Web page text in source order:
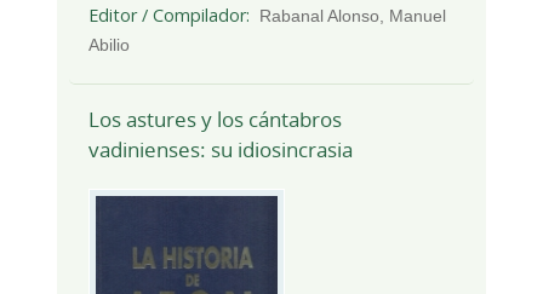
Editor / Compilador
Rabanal Alonso, Manuel
Abilio
Los astures y los cántabros
vadinienses: su idiosincrasia